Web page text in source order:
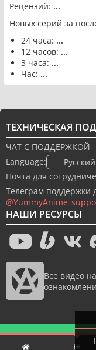
Рецензий: ...
Новых серий за
24 часа: ...
12 часов: ...
3 часа: ...
Час: ...
НАШИ РЕСУРСЫ
Все видео
ТЕХНИЧЕСКАЯ
ЧАТ С ПОДДЕРЖКОЙ
Language:
🇷🇺 Русский
Почта для
Телеграм поддержки